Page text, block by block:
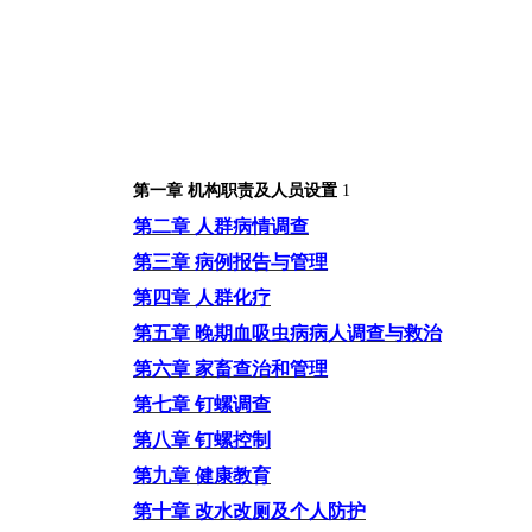
第一章 机构职责及人员设置 1
第二章 人群病情调查
第三章 病例报告与管理
第四章 人群化疗
第五章 晚期血吸虫病病人调查与救治
第六章 家畜查治和管理
第七章 钉螺调查
第八章 钉螺控制
第九章 健康教育
第十章 改水改厕及个人防护